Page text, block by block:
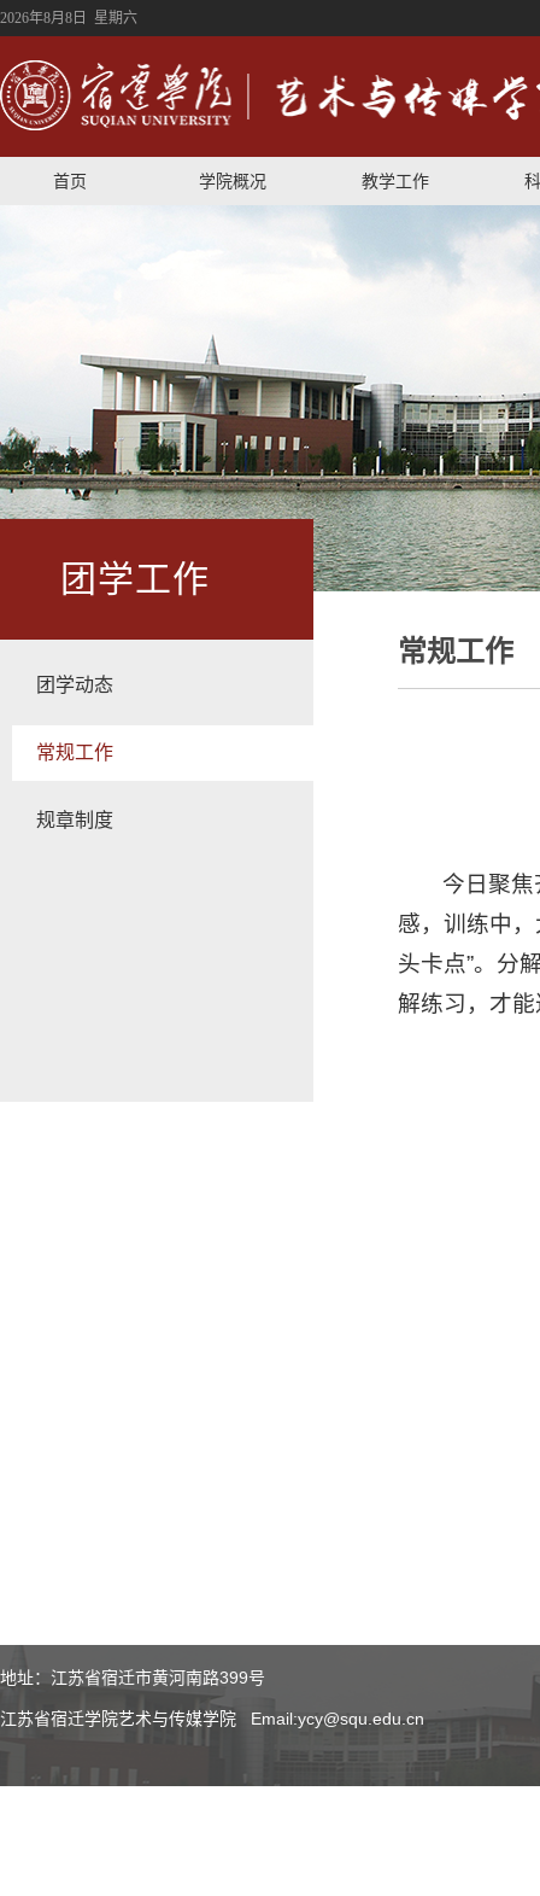
2026年8月8日 星期六
首页 学院概况 教学工作
团学工作
团学动态
常规工作
规章制度
常规工作
今日聚
感，训练中
头卡点”。分
解练习，才
地址：江苏省宿迁市黄河南路399号
江苏省宿迁学院艺术与传媒学院 Email:ycy@squ.edu.cn